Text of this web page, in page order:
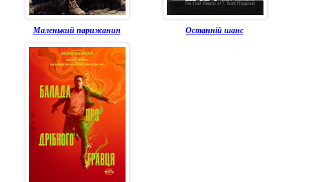
Маленький парижанин Останній шанс